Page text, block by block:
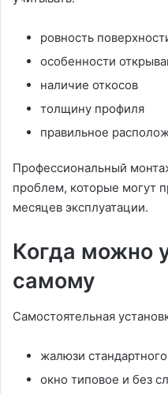
ровность
особенности
наличие откосов
толщину профиля
правильное
Профессиональный
проблем, которые могут
месяцев эксплуатации.
Когда можно
самому
Самостоятельная
жалюзи
окно типовое и без